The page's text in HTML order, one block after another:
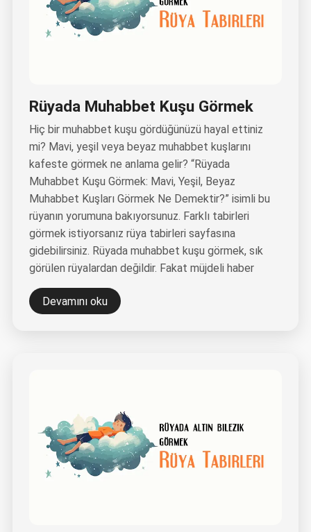
Rüyada Muhabbet Kuşu Görmek
Hiç bir muhabbet kuşu gördüğünüzü hayal ettiniz
mi? Mavi, yeşil veya beyaz muhabbet kuşlarını
kafeste görmek ne anlama gelir? “Rüyada
Muhabbet Kuşu Görmek: Mavi, Yeşil, Beyaz
Muhabbet Kuşları Görmek Ne Demektir?” isimli bu
rüyanın yorumuna bakıyorsunuz. Farklı tabirleri
görmek istiyorsanız rüya tabirleri sayfasına
gidebilirsiniz. Rüyada muhabbet kuşu görmek, sık
görülen rüyalardan değildir. Fakat müjdeli haber
Devamını oku